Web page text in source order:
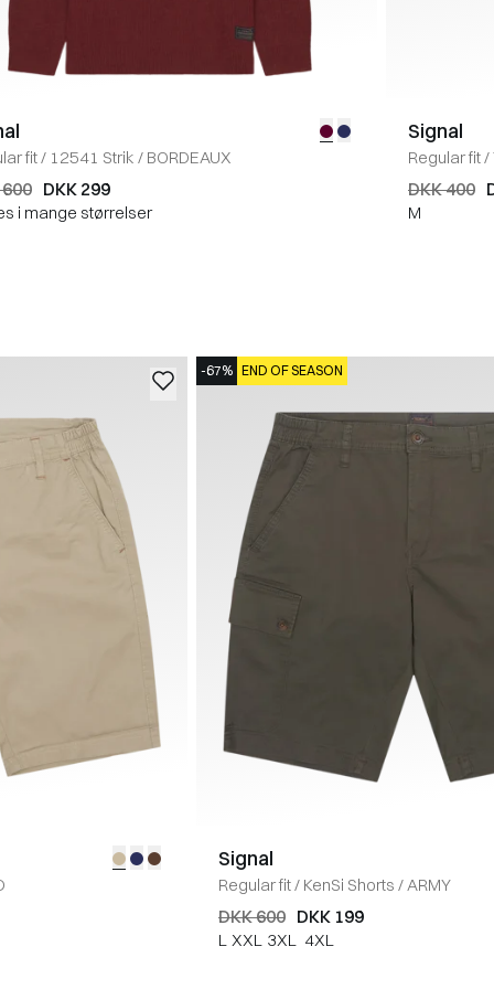
fit/ 12541 Strik / BORDEAUX
DKK 299
i mange størrelser
Signal
Regular fit/
DKK 400
M
-67% END OF SEASON
Signal
Regular fit/ KenSi Shorts / ARMY
DKK 600 DKK 199
L XXL 3XL 4XL